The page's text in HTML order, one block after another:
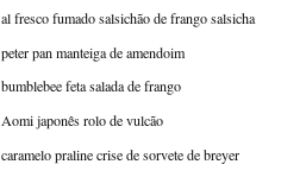
al fresco fumado salsichão de frango salsicha
peter pan manteiga de amendoim
bumblebee feta salada de frango
Aomi japonês rolo de vulcão
caramelo praline crise de sorvete de breyer